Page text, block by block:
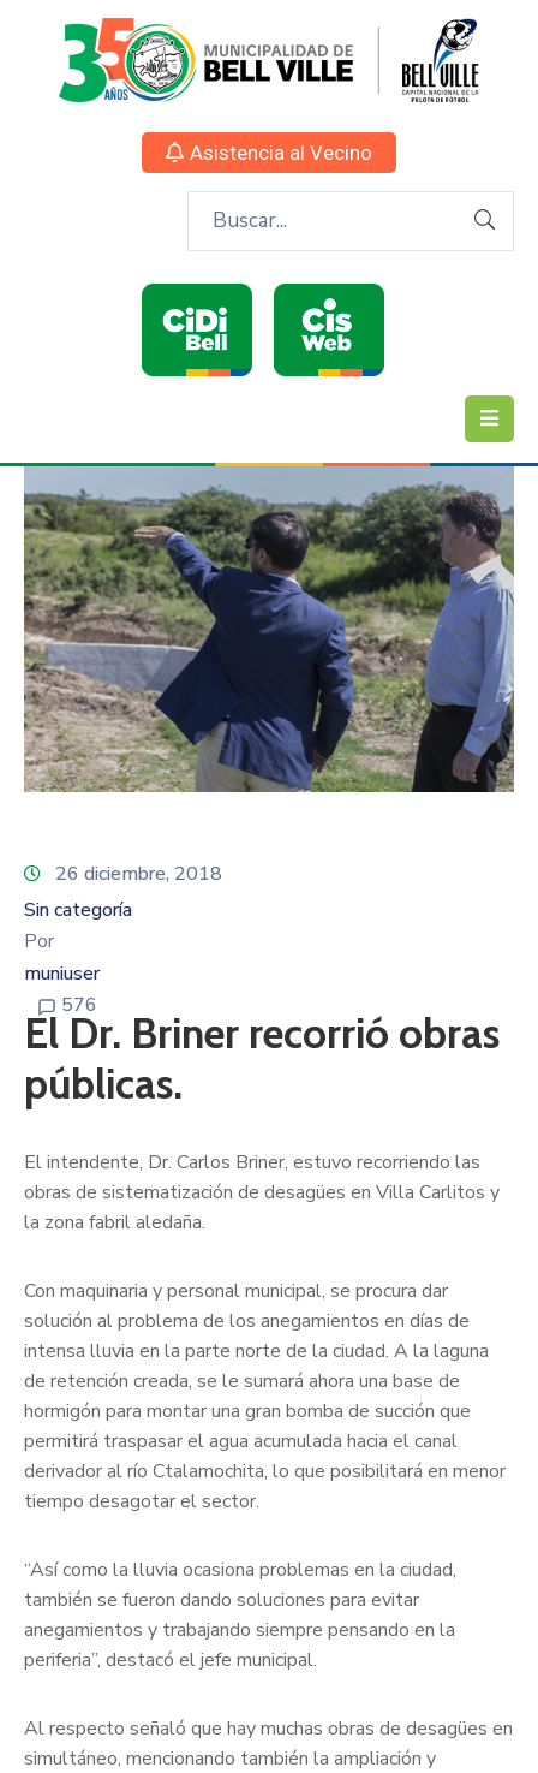
Asistencia al Vecino
26 diciembre, 2018
Sin categoría
Por
muniuser
576
El Dr. Briner recorrió obras
públicas.
El intendente, Dr. Carlos Briner, estuvo recorriendo las
obras de sistematización de desagües en Villa Carlitos y
la zona fabril aledaña.
Con maquinaria y personal municipal, se procura dar
solución al problema de los anegamientos en días de
intensa lluvia en la parte norte de la ciudad. A la laguna
de retención creada, se le sumará ahora una base de
hormigón para montar una gran bomba de succión que
permitirá traspasar el agua acumulada hacia el canal
derivador al río Ctalamochita, lo que posibilitará en menor
tiempo desagotar el sector.
“Así como la lluvia ocasiona problemas en la ciudad,
también se fueron dando soluciones para evitar
anegamientos y trabajando siempre pensando en la
periferia”, destacó el jefe municipal.
Al respecto señaló que hay muchas obras de desagües en
simultáneo, mencionando también la ampliación y